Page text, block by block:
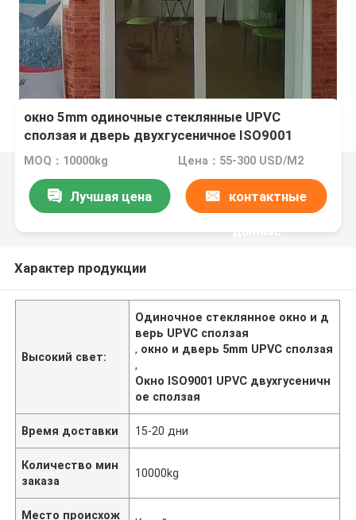
окно 5mm одиночные стеклянные UPVC
сползая и дверь двухгусеничное ISO9001
одобрили
MOQ：10000kg Цена：55-300 USD/M2
Лучшая цена контактные
данные
Характер продукции
Высокий свет:
Одиночное стеклянное окно и д
верь UPVC сползая
, окно и дверь 5mm UPVC сползая
,
Окно ISO9001 UPVC двухгусеничн
ое сползая
Время доставки 15-20 дни
Количество мин
заказа
10000kg
Место происхож